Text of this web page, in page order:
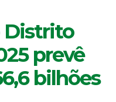
Distrito
prevê
bilhões